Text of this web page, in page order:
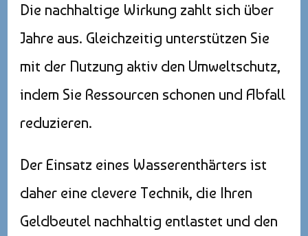
Die nachhaltige Wirkung zahlt sich über
Jahre aus. Gleichzeitig unterstützen Sie
mit der Nutzung aktiv den Umweltschutz,
indem Sie Ressourcen schonen und Abfall
reduzieren.
Der Einsatz eines Wasserenthärters ist
daher eine clevere Technik, die Ihren
Geldbeutel nachhaltig entlastet und den